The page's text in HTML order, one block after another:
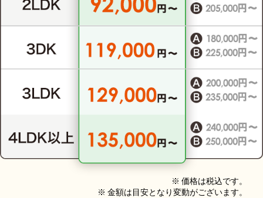
※ 価格は税込です。
※ 金額は目安となり変動がございます。